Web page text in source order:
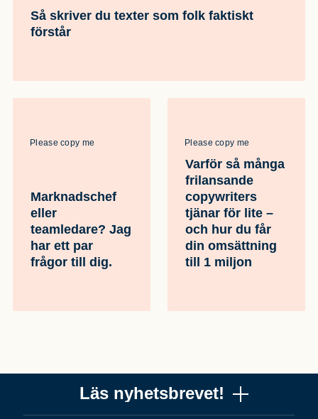
Så skriver du texter som folk faktiskt
förstår
Please copy me
Marknadschef
eller
teamledare? Jag
har ett par
frågor till dig.
Please copy me
Varför så många
frilansande
copywriters
tjänar för lite –
och hur du får
din omsättning
till 1 miljon
Läs nyhetsbrevet!